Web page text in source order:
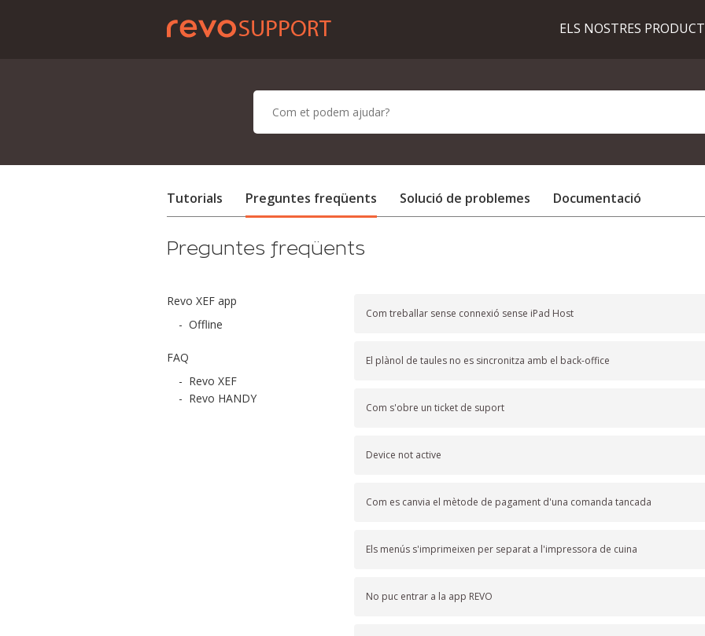
ELS NOSTRES
Tutorials Preguntes freqüents Solució de problemes Documentació
Preguntes freqüents
Revo XEF app
- Offline
FAQ
- Revo XEF
- Revo HANDY
Com treballar sense connexió sense iPad Host
El plànol de taules no es sincronitza amb el back-office
Com s'obre un ticket de suport
Device not active
Com es canvia el mètode de pagament d'una comanda tancada
Els menús s'imprimeixen per separat a l'impressora de cuina
No puc entrar a la app REVO